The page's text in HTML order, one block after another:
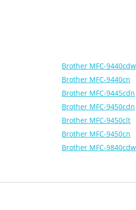
Brother MFC-9440cdw
Brother MFC-9440cn
Brother MFC-9445cdn
Brother MFC-9450cdn
Brother MFC-9450clt
Brother MFC-9450cn
Brother MFC-9840cdw